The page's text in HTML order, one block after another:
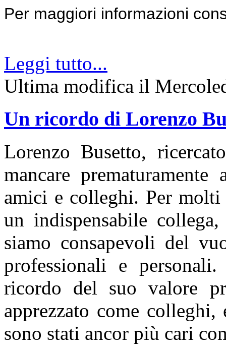
Per maggiori informazioni
Leggi tutto...
Ultima modifica il
Un ricordo di Lorenzo
Lorenzo Busetto,
mancare
amici e colleghi. Per
un indispensabile
siamo consapevoli del
professionali e
ricordo del suo valore
apprezzato come
sono stati ancor più cari